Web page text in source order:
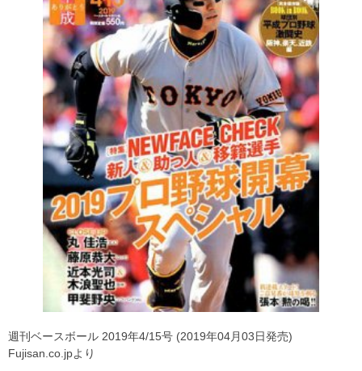
週刊ベースボール 2019年4/15号 (2019年04月03日発売)
Fujisan.co.jpより